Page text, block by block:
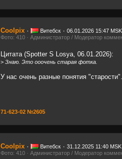
Coolpix · Витебск · 06.01.2026 15:47 MSK
Фото: 410 · Администратор / Модератор
Цитата (Spotter S Losya, 06.01.2026):
> Знаю. Это ооочень старая фотка.
У нас очень разные понятия
71-623-02 №2605
Coolpix · Витебск · 31.12.2025 11:40 MSK
Фото: 410 · Администратор / Модератор